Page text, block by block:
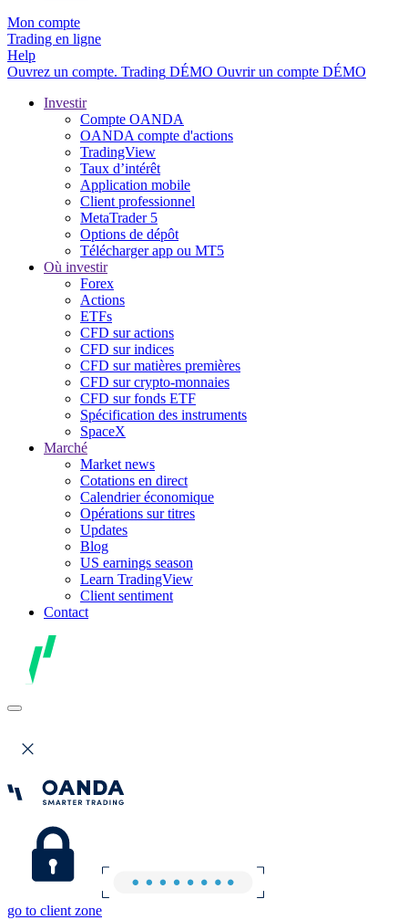
Mon compte
Trading en ligne
Help
Ouvrez un compte. Trading DÉMO Ouvrir un compte DÉMO
Investir
Compte OANDA
OANDA compte d'actions
TradingView
Taux d’intérêt
Application mobile
Client professionnel
MetaTrader 5
Options de dépôt
Télécharger app ou MT5
Où investir
Forex
Actions
ETFs
CFD sur actions
CFD sur indices
CFD sur matières premières
CFD sur crypto-monnaies
CFD sur fonds ETF
Spécification des instruments
SpaceX
Marché
Market news
Cotations en direct
Calendrier économique
Opérations sur titres
Updates
Blog
US earnings season
Learn TradingView
Client sentiment
Contact
go to client zone